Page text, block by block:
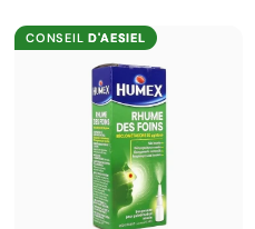
CONSEILD'AESIEL